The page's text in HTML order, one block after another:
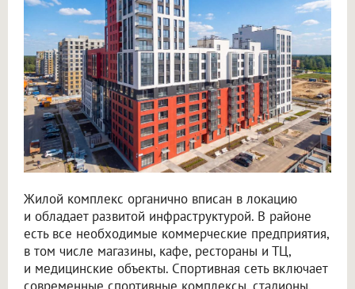
Жилой комплекс органично вписан в локацию
и обладает развитой инфраструктурой. В районе
есть все необходимые коммерческие предприятия,
в том числе магазины, кафе, рестораны и ТЦ,
и медицинские объекты. Спортивная сеть включает